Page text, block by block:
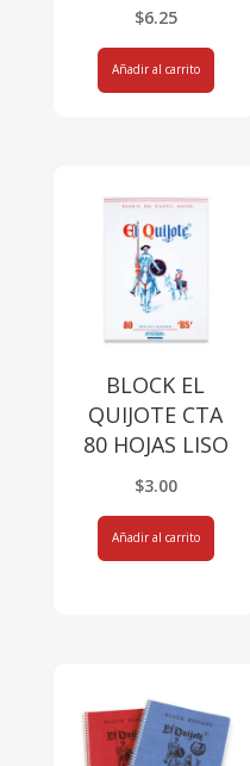
$6.25
Añadir al carrito
BLOCK EL
QUIJOTE CTA
80 HOJAS LISO
$3.00
Añadir al carrito